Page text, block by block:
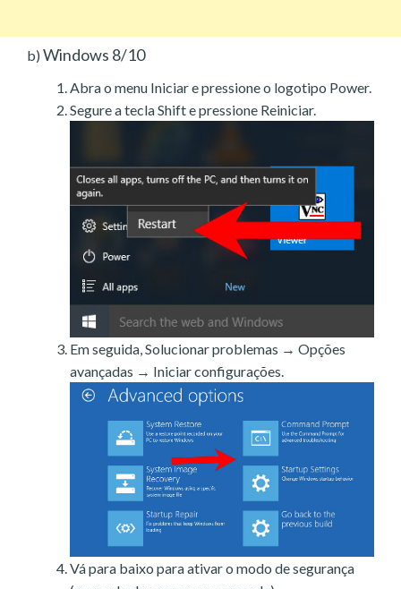
b) Windows 8/10
Abra o menu Iniciar e pressione o logotipo Power.
Segure a tecla Shift e pressione Reiniciar.
Em seguida, Solucionar problemas → Opções
avançadas → Iniciar configurações.
Vá para baixo para ativar o modo de segurança